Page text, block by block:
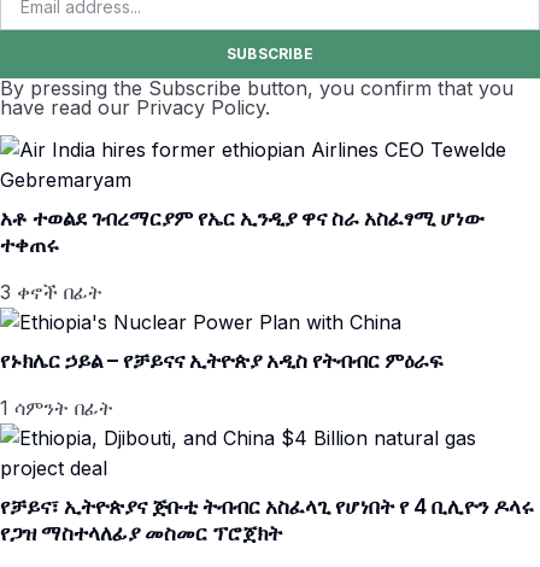
SUBSCRIBE
By pressing the Subscribe button, you confirm that you
have read our Privacy Policy.
አቶ ተወልደ ገብረማርያም የኤር ኢንዲያ ዋና ስራ አስፈፃሚ ሆነው
ተቀጠሩ
3 ቀኖች በፊት
የኑክሌር ኃይል – የቻይናና ኢትዮጵያ አዲስ የትብብር ምዕራፍ
1 ሳምንት በፊት
የቻይና፣ ኢትዮጵያና ጅቡቲ ትብብር አስፈላጊ የሆነበት የ 4 ቢሊዮን ዶላሩ
የጋዝ ማስተላለፊያ መስመር ፕሮጀክት